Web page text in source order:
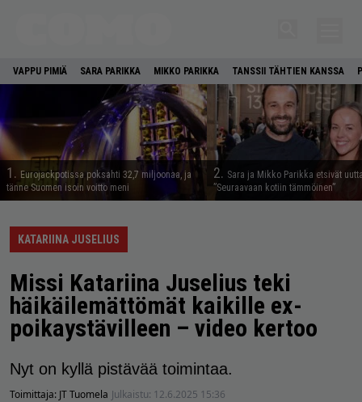
VAPPU PIMIÄ SARA PARIKKA MIKKO PARIKKA TANSSII TÄHTIEN KANSSA
1. Eurojackpotissa poksahti 32,7 miljoonaa, ja
tänne Suomen isoin voitto meni
2. Sara ja Mikko Parikka etsivät
”Seuraavaan kotiin tämmöinen”
KATARIINA JUSELIUS
Missi Katariina Juselius teki
häikäilemättömät kaikille ex-
poikaystävilleen – video kertoo
Nyt on kyllä pistävää toimintaa.
Toimittaja: JT Tuomela Julkaistu: 12.6.2025 15:36